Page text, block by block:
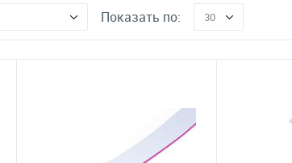
Показать по: 30